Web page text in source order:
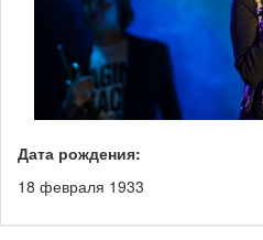
Дата рождения:
18 февраля 1933